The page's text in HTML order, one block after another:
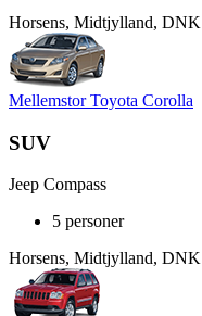
Horsens, Midtjylland, DNK
Mellemstor Toyota Corolla
SUV
Jeep Compass
5 personer
Horsens, Midtjylland, DNK